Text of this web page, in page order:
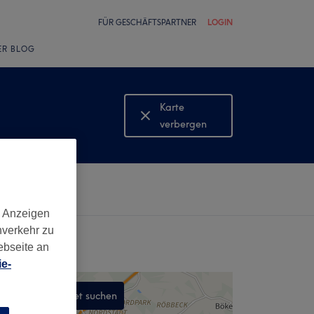
FÜR GESCHÄFTSPARTNER LOGIN
BLOG
Karte
verbergen
Karte
In diesem Gebiet suchen
zu
an